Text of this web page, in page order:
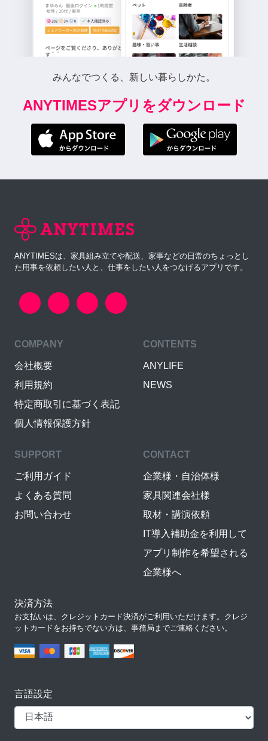
みんなでつくる、新しい暮らしかた。
ANYTIMESアプリをダウンロード
ANYTIMESは、家具組み立てや配送、家事などの日常のちょっとし
た用事を依頼したい人と、仕事をしたい人をつなげるアプリです。
COMPANY
会社概要
利用規約
特定商取引に基づく表記
個人情報保護方針
CONTENTS
ANYLIFE
NEWS
SUPPORT
ご利用ガイド
よくある質問
お問い合わせ
CONTACT
企業様・自治体様
家具関連会社様
取材・講演依頼
IT導入補助金を利用して
アプリ制作を希望される
企業様へ
決済方法
お支払いは、クレジットカード決済がご利用いただけます。クレジ
ットカードをお持ちでない方は、事務局までご連絡ください。
言語設定